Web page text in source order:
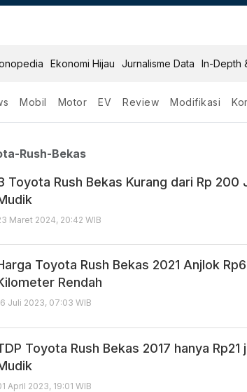
Ekonomi Hijau Jurnalisme Data In-Depth
Mobil Motor EV Review Modifikasi
Rush Bekas
Rush-Bekas
Toyota Rush Bekas Kurang dari Rp 200
Maret 2024, 20:42 WIB
Toyota Rush Bekas 2021 Anjlok
Rendah
Juli 2023, 07:03 WIB
Toyota Rush Bekas 2017 hanya Rp21
April 2023, 19:01 WIB